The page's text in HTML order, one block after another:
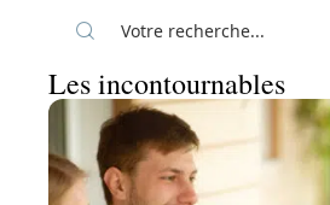
Les incontournables